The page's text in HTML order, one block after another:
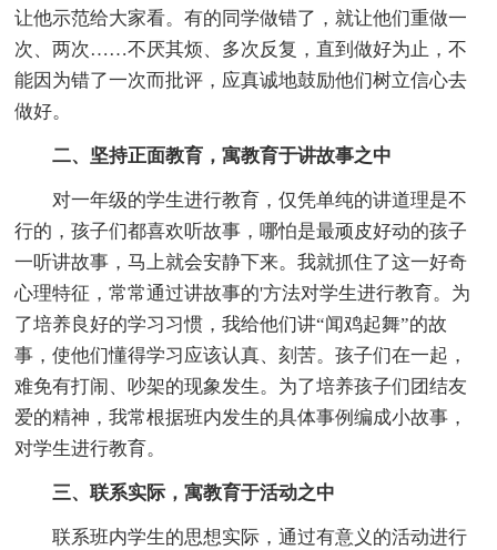
让他示范给大家看。有的同学做错了，就让他们重做一
次、两次……不厌其烦、多次反复，直到做好为止，不
能因为错了一次而批评，应真诚地鼓励他们树立信心去
做好。
二、坚持正面教育，寓教育于讲故事之中
对一年级的学生进行教育，仅凭单纯的讲道理是不
行的，孩子们都喜欢听故事，哪怕是最顽皮好动的孩子
一听讲故事，马上就会安静下来。我就抓住了这一好奇
心理特征，常常通过讲故事的'方法对学生进行教育。为
了培养良好的学习习惯，我给他们讲“闻鸡起舞”的故
事，使他们懂得学习应该认真、刻苦。孩子们在一起，
难免有打闹、吵架的现象发生。为了培养孩子们团结友
爱的精神，我常根据班内发生的具体事例编成小故事，
对学生进行教育。
三、联系实际，寓教育于活动之中
联系班内学生的思想实际，通过有意义的活动进行